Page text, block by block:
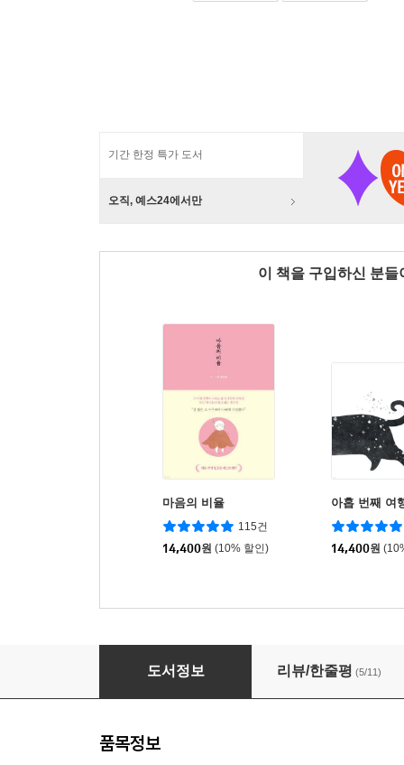
기간 한정 특가 도서
오직, 예스24에서만
이 책을 구입하신 분
마음의 비율
115건
14,400원 (10% 할인)
아홉 번째 여
14,400원
섬 위의 주먹
도서정보 리뷰/한줄평 (5/11)
품목정보